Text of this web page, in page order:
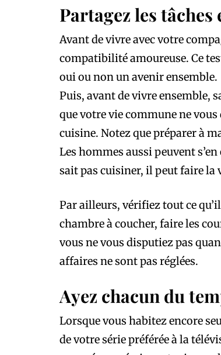
Partagez les tâches
Avant de vivre avec votre
compatibilité amoureuse. Ce
oui ou non un avenir ensemble.
Puis, avant de vivre ensemble,
que votre vie commune ne
cuisine. Notez que préparer à
Les hommes aussi peuvent
sait pas cuisiner, il peut faire la
Par ailleurs, vérifiez tout ce
chambre à coucher, faire les
vous ne vous disputiez pas
affaires ne sont pas réglées.
Ayez chacun du
Lorsque vous habitez encore
de votre série préférée à la